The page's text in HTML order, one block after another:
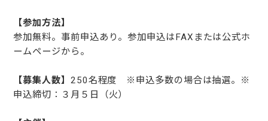
【参加方法】
参加無料。事前申込あり。参加申込はFAXまたは公式ホ
ームページから。
【募集人数】 250名程度 ※申込多数の場合は抽選。※
申込締切：３月５日（火）